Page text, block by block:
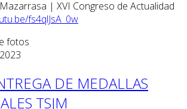
| XVI Congreso de Actualidad
fs4qlJsA_0w
fotos
DE MEDALLAS
TSJM